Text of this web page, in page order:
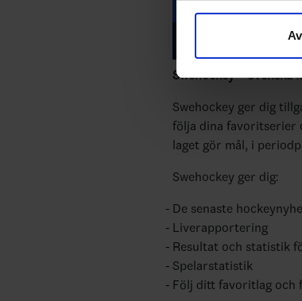
sociala medier
till de sociala
med annan
Swehockey –
Swehockey ger dig
följa dina favoritserier
laget gör mål, i
Swehockey ger dig:
De senaste
Liverapportering
Resultat och statistik
Spelarstatistik
Följ ditt favoritlag och